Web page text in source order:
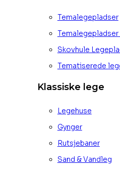
Temalegepladser
Skovhule
Tematiserede
Klassiske lege
Legehuse
Gynger
Rutsjebaner
Sand & Vandleg